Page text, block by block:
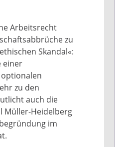
Arbeitsrecht
zu
Skandal«:
einer
zu den
auch die
Müller-Heidelberg
im